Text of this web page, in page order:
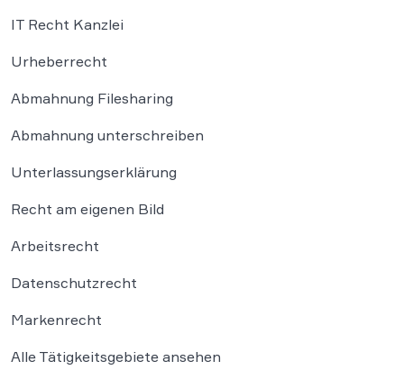
IT Recht Kanzlei
Urheberrecht
Abmahnung Filesharing
Abmahnung unterschreiben
Unterlassungserklärung
Recht am eigenen Bild
Arbeitsrecht
Datenschutzrecht
Markenrecht
Alle Tätigkeitsgebiete ansehen